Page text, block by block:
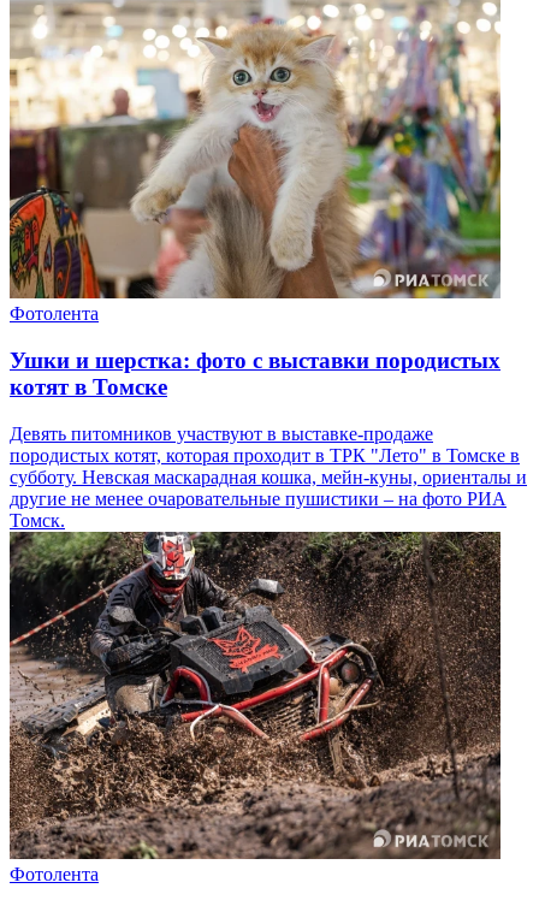
Фотолента
Ушки и шерстка: фото с выставки породистых
котят в Томске
Девять питомников участвуют в выставке-продаже
породистых котят, которая проходит в ТРК "Лето" в Томске в
субботу. Невская маскарадная кошка, мейн-куны, ориенталы и
другие не менее очаровательные пушистики – на фото РИА
Томск.
Фотолента